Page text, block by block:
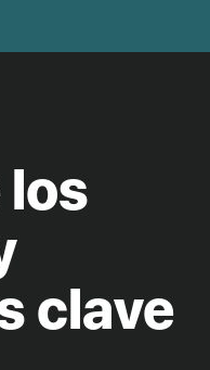
los
clave